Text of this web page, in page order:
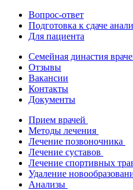
Вопрос-ответ
Подготовка к сдаче
Для пациента
Семейная династия
Отзывы
Вакансии
Контакты
Документы
Прием врачей
Методы лечения
Лечение позвоночника
Лечение суставов
Лечение спортивных
Удаление
Анализы